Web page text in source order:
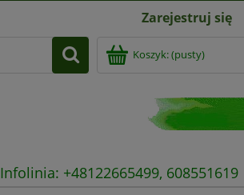
Zarejestruj się
Koszyk:(pusty)
Infolinia: +48122665499, 608551619